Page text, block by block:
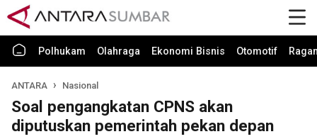
Polhukam Olahraga Ekonomi Bisnis Otomotif
ANTARA Nasional
Soal pengangkatan CPNS akan
diputuskan pemerintah pekan depan